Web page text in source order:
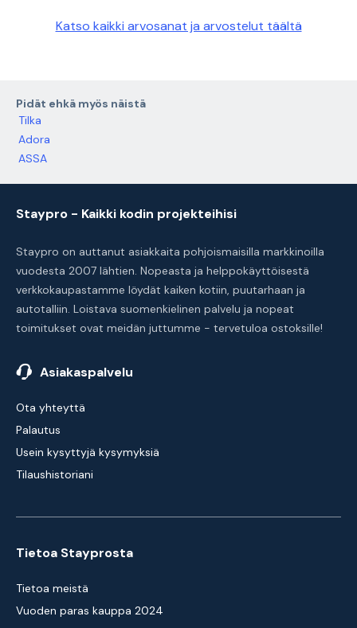
Katso kaikki arvosanat ja arvostelut täältä
Pidät ehkä myös näistä
Tilka
Adora
ASSA
Staypro - Kaikki kodin projekteihisi
Staypro on auttanut asiakkaita pohjoismaisilla markkinoilla
vuodesta 2007 lähtien. Nopeasta ja helppokäyttöisestä
verkkokaupastamme löydät kaiken kotiin, puutarhaan ja
autotalliin. Loistava suomenkielinen palvelu ja nopeat
toimitukset ovat meidän juttumme - tervetuloa ostoksille!
Asiakaspalvelu
Ota yhteyttä
Palautus
Usein kysyttyjä kysymyksiä
Tilaushistoriani
Tietoa Stayprosta
Tietoa meistä
Vuoden paras kauppa 2024